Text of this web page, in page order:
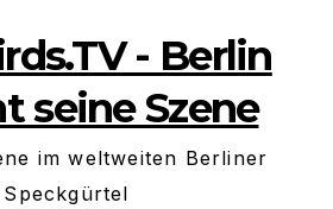
- Berlin
seine Szene
im weltweiten Berliner
Speckgürtel